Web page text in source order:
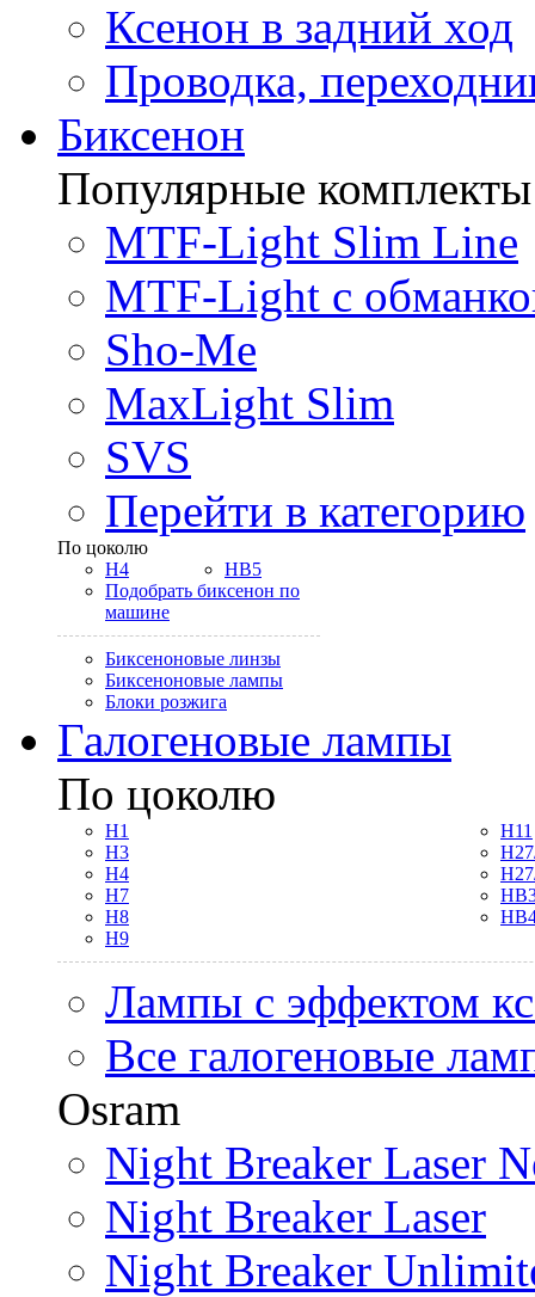
Ксенон в задний ход
Проводка,
Биксенон
Популярные комплекты
MTF-Light Slim Line
MTF-Light с
Sho-Me
MaxLight Slim
SVS
Перейти в категорию
По цоколю
H4
HB5
Подобрать биксенон по
машине
Биксеноновые линзы
Биксеноновые лампы
Блоки розжига
Галогеновые лампы
По цоколю
H1
H3
H4
H7
H8
H9
H11
Лампы с эффектом
Все галогеновые
Osram
Night Breaker Laser
Night Breaker Laser
Night Breaker